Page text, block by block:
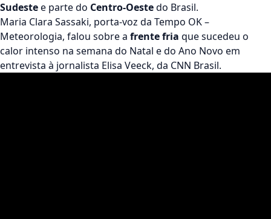
Sudestee parte do Centro-Oestedo Brasil.
Maria Clara Sassaki, porta-voz da Tempo OK –
Meteorologia, falou sobre a frente fria que sucedeu o
calor intenso na semana do Natal e do Ano Novo em
entrevista à jornalista Elisa Veeck, da CNN Brasil.